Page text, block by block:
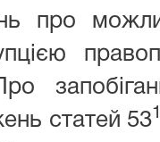
про
статей 53